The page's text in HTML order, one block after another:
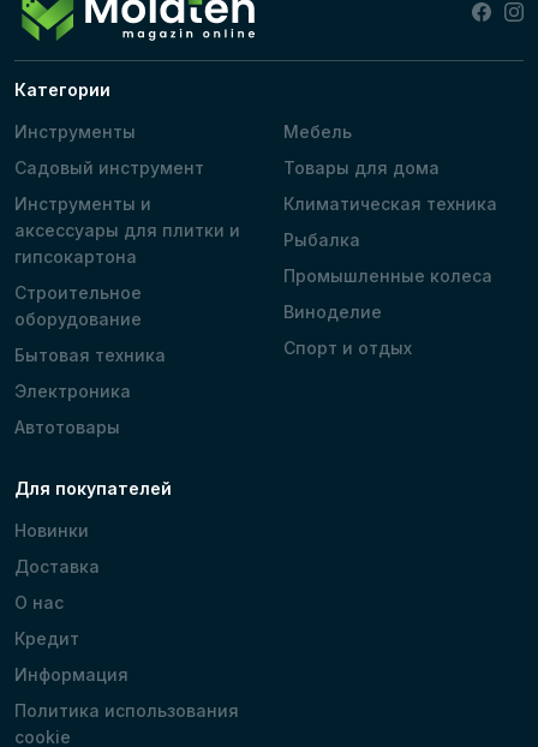
Категории
Инструменты
Садовый инструмент
Инструменты и
аксессуары для плитки и
гипсокартона
Строительное
оборудование
Бытовая техника
Электроника
Автотовары
Мебель
Товары для дома
Климатическая техника
Рыбалка
Промышленные колеса
Виноделие
Спорт и отдых
Для покупателей
Новинки
Доставка
О нас
Кредит
Информация
Политика использования
cookie